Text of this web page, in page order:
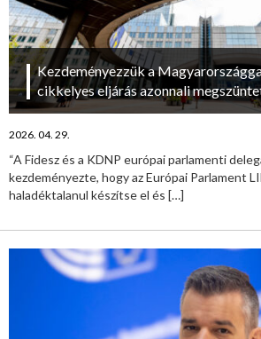
Kezdeményezzük a
cikkelyes eljárás azonnali
2026. 04. 29.
“A Fidesz és a KDNP európai parlamenti
kezdeményezte, hogy az Európai Parlament
haladéktalanul készítse el és […]